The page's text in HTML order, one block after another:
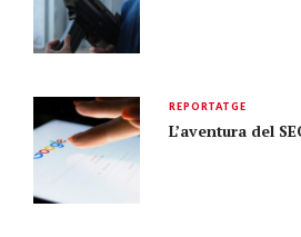
REPORTATGE
L’aventura del